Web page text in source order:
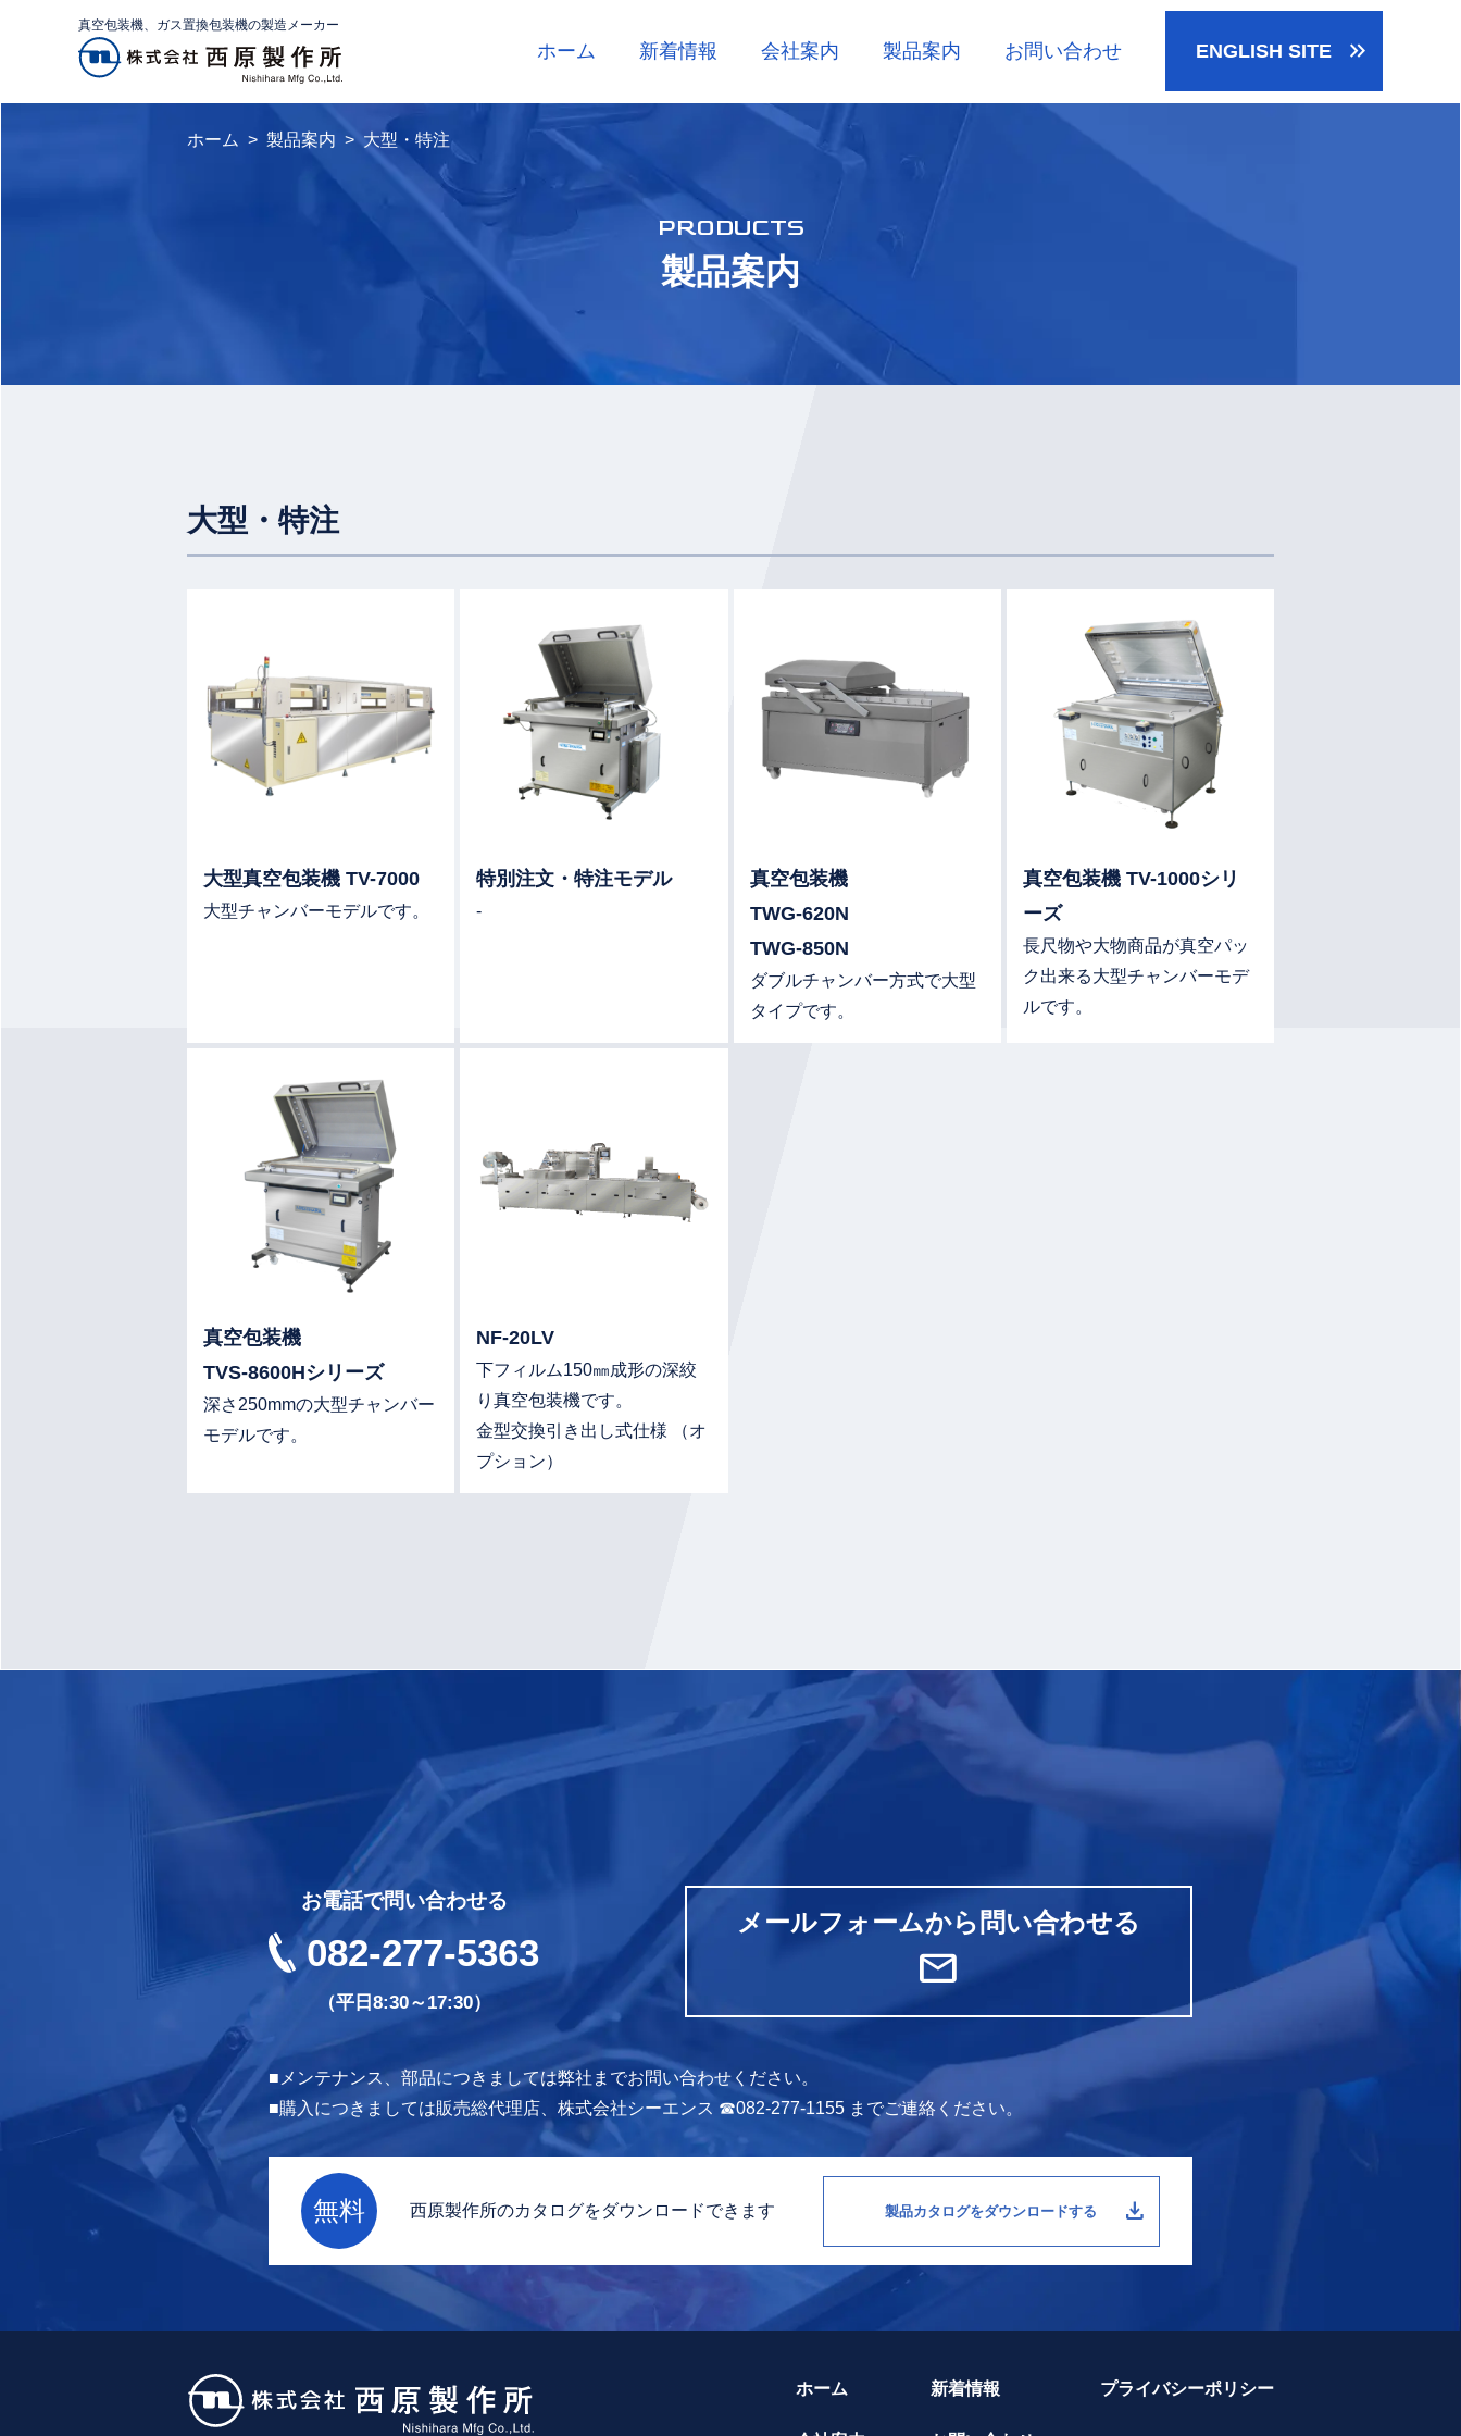
真空包装機、ガス置換包装機の製造メーカー
ホーム 新着情報 会社案内 製品案内 お問い合わせ ENGLISH SITE keyboard_double_arrow_right
ホーム 製品案内 大型・特注
PRODUCTS
製品案内
大型・特注
大型真空包装機 TV-7000
大型チャンバーモデルです。
特別注文・特注モデル
-
真空包装機
TWG-620N
TWG-850N
ダブルチャンバー方式で大型
タイプです。
真空包装機 TV-1000シリ
ーズ
長尺物や大物商品が真空パッ
ク出来る大型チャンバーモデ
ルです。
真空包装機
TVS-8600Hシリーズ
深さ250mmの大型チャンバー
モデルです。
NF-20LV
下フィルム150㎜成形の深絞
り真空包装機です。
金型交換引き出し式仕様 （オ
プション）
お電話で問い合わせる
082-277-5363
（平日8:30～17:30）
メールフォームから問い合わせる
mail
メンテナンス、部品につきましては弊社までお問い合わせください。
購入につきましては販売総代理店、株式会社シーエンス ☎082-277-1155 までご連絡ください。
無料 西原製作所のカタログをダウンロードできます 製品カタログをダウンロードする download
ホーム 新着情報 プライバシーポリシー